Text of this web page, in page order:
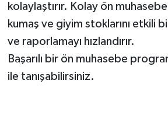
kolaylaştırır. Kolay ön
kumaş ve giyim stoklarını etkili
ve raporlamayı hızlandırır.
Başarılı bir ön muhasebe
ile tanışabilirsiniz.